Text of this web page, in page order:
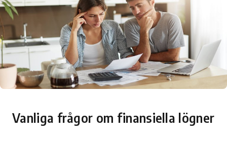
Vanliga frågor om finansiella lögner